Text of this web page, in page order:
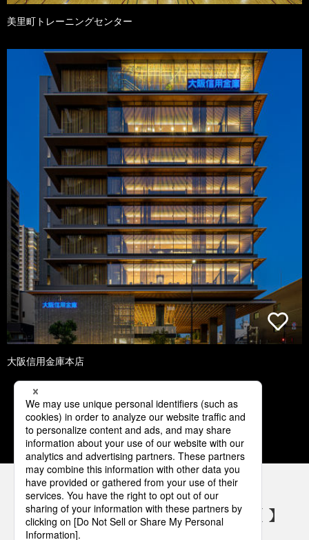
美里町トレーニングセンター
大阪信用金庫本店
1 2 3 4 5
パナソニックの電気設備 SNSアカウント